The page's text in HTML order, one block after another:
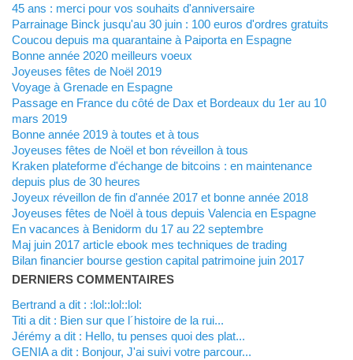
45 ans : merci pour vos souhaits d'anniversaire
Parrainage Binck jusqu'au 30 juin : 100 euros d'ordres gratuits
Coucou depuis ma quarantaine à Paiporta en Espagne
Bonne année 2020 meilleurs voeux
Joyeuses fêtes de Noël 2019
Voyage à Grenade en Espagne
Passage en France du côté de Dax et Bordeaux du 1er au 10
mars 2019
Bonne année 2019 à toutes et à tous
Joyeuses fêtes de Noël et bon réveillon à tous
Kraken plateforme d'échange de bitcoins : en maintenance
depuis plus de 30 heures
Joyeux réveillon de fin d'année 2017 et bonne année 2018
Joyeuses fêtes de Noël à tous depuis Valencia en Espagne
En vacances à Benidorm du 17 au 22 septembre
Maj juin 2017 article ebook mes techniques de trading
Bilan financier bourse gestion capital patrimoine juin 2017
DERNIERS COMMENTAIRES
Bertrand a dit : :lol::lol::lol:
titi a dit : Bien sur que l´histoire de la rui...
Jérémy a dit : Hello, tu penses quoi des plat...
GENIA a dit : Bonjour, J'ai suivi votre parcour...